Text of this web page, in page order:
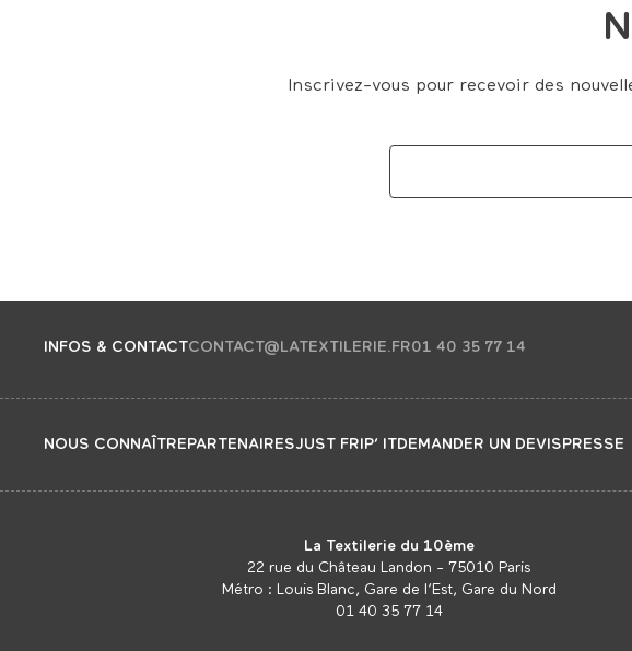
Inscrivez-vous pour recevoir des
INFOS & CONTACTCONTACT@LATEXTILERIE.FR01 40 35 77 14
NOUS CONNAÎTREPARTENAIRESJUST FRIP’ ITDEMANDER UN DEVISPRESSE
La Textilerie du 10ème
22 rue du Château Landon - 75010 Paris
Métro : Louis Blanc, Gare de l’Est, Gare du Nord
01 40 35 77 14